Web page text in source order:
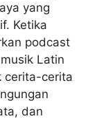
yang
Ketika
podcast
Latin
cerita-cerita
dan